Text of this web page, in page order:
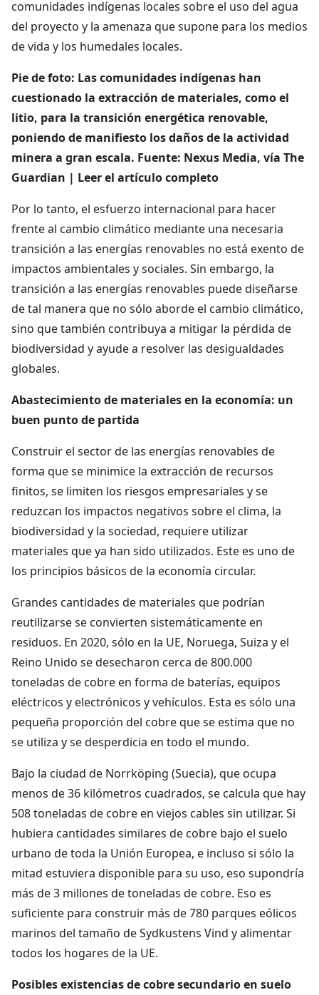
comunidades indígenas locales sobre el uso del agua
del proyecto y la amenaza que supone para los medios
de vida y los humedales locales.
Pie de foto: Las comunidades indígenas han
cuestionado la extracción de materiales, como el
litio, para la transición energética renovable,
poniendo de manifiesto los daños de la actividad
minera a gran escala. Fuente: Nexus Media, vía The
Guardian | Leer el artículo completo
Por lo tanto, el esfuerzo internacional para hacer
frente al cambio climático mediante una necesaria
transición a las energías renovables no está exento de
impactos ambientales y sociales. Sin embargo, la
transición a las energías renovables puede diseñarse
de tal manera que no sólo aborde el cambio climático,
sino que también contribuya a mitigar la pérdida de
biodiversidad y ayude a resolver las desigualdades
globales.
Abastecimiento de materiales en la economía: un
buen punto de partida
Construir el sector de las energías renovables de
forma que se minimice la extracción de recursos
finitos, se limiten los riesgos empresariales y se
reduzcan los impactos negativos sobre el clima, la
biodiversidad y la sociedad, requiere utilizar
materiales que ya han sido utilizados. Este es uno de
los principios básicos de la economía circular.
Grandes cantidades de materiales que podrían
reutilizarse se convierten sistemáticamente en
residuos. En 2020, sólo en la UE, Noruega, Suiza y el
Reino Unido se desecharon cerca de 800.000
toneladas de cobre en forma de baterías, equipos
eléctricos y electrónicos y vehículos. Esta es sólo una
pequeña proporción del cobre que se estima que no
se utiliza y se desperdicia en todo el mundo.
Bajo la ciudad de Norrköping (Suecia), que ocupa
menos de 36 kilómetros cuadrados, se calcula que hay
508 toneladas de cobre en viejos cables sin utilizar. Si
hubiera cantidades similares de cobre bajo el suelo
urbano de toda la Unión Europea, e incluso si sólo la
mitad estuviera disponible para su uso, eso supondría
más de 3 millones de toneladas de cobre. Eso es
suficiente para construir más de 780 parques eólicos
marinos del tamaño de Sydkustens Vind y alimentar
todos los hogares de la UE.
Posibles existencias de cobre secundario en suelo